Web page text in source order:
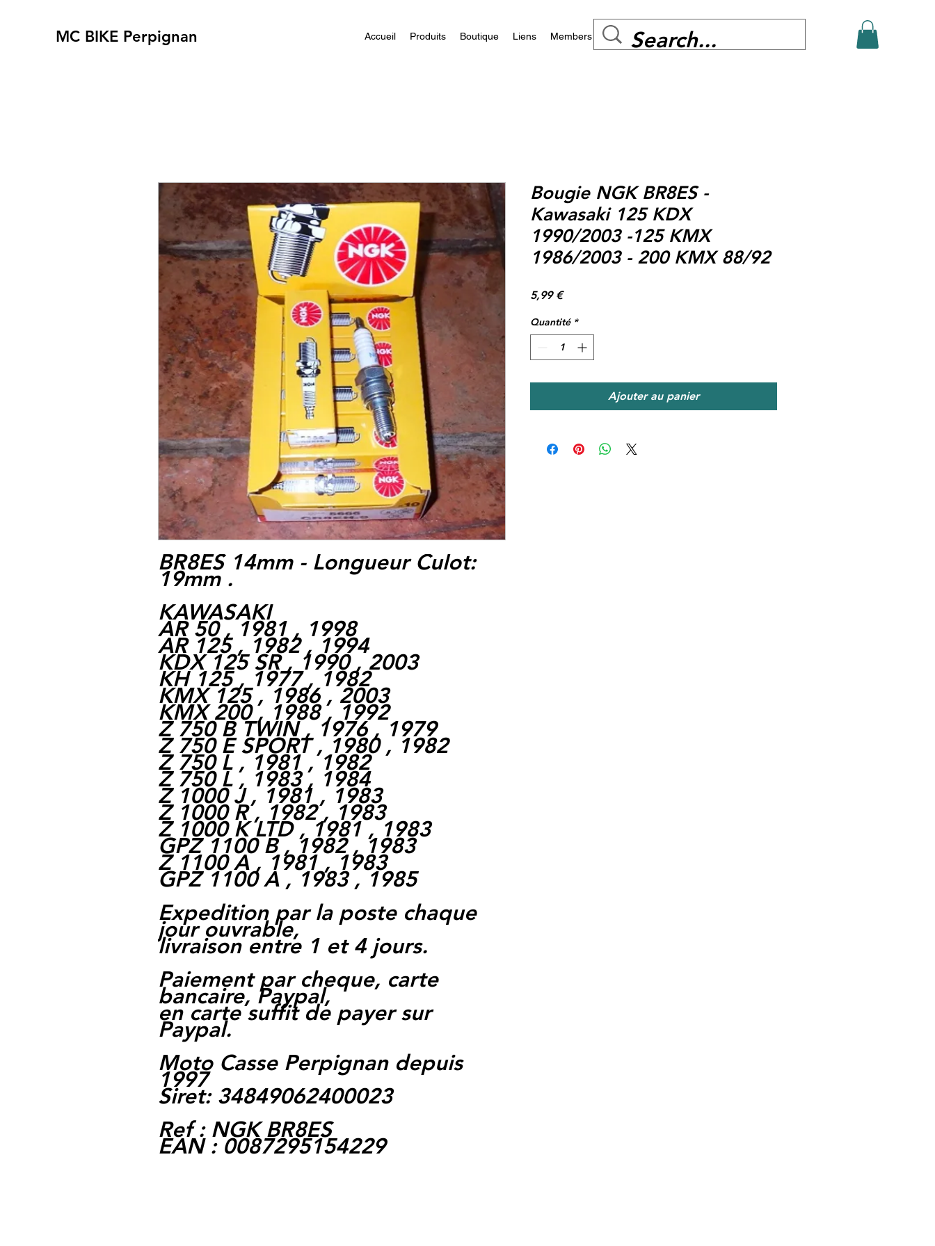
MC BIKE Perpignan Accueil Produits Boutique Liens Members
BR8ES 14mm - Longueur Culot:
19mm .
KAWASAKI
AR 50 , 1981 , 1998
AR 125 , 1982 , 1994
KDX 125 SR , 1990 , 2003
KH 125 , 1977 , 1982
KMX 125 , 1986 , 2003
KMX 200 , 1988 , 1992
Z 750 B TWIN , 1976 , 1979
Z 750 E SPORT , 1980 , 1982
Z 750 L , 1981 , 1982
Z 750 L , 1983 , 1984
Z 1000 J , 1981 , 1983
Z 1000 R , 1982 , 1983
Z 1000 K LTD , 1981 , 1983
GPZ 1100 B , 1982 , 1983
Z 1100 A , 1981 , 1983
GPZ 1100 A , 1983 , 1985
Expedition par la poste chaque
jour ouvrable,
livraison entre 1 et 4 jours.
Paiement par cheque, carte
bancaire, Paypal,
en carte suffit de payer sur
Paypal.
Moto Casse Perpignan depuis
1997
Siret: 34849062400023
Ref : NGK BR8ES
EAN : 0087295154229
Bougie NGK BR8ES -
Kawasaki 125 KDX
1990/2003 -125 KMX
1986/2003 - 200 KMX 88/92
5,99 €Prix
Quantité *
Ajouter au panier